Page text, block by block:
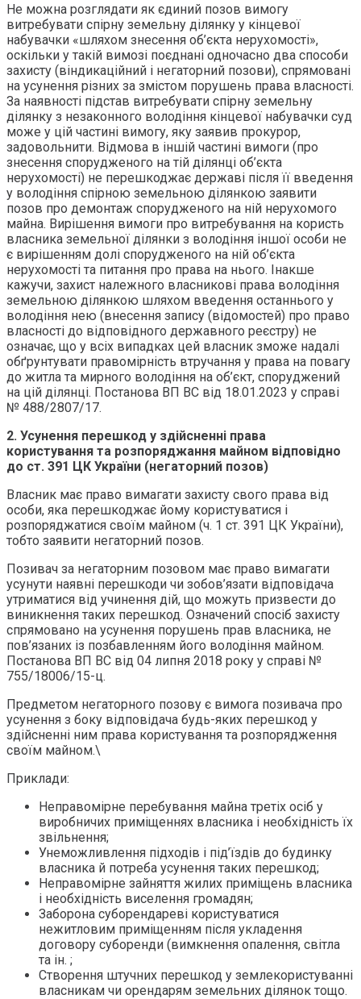
Не можна розглядати як єдиний позов вимогу
витребувати спірну земельну ділянку у кінцевої
набувачки «шляхом знесення об’єкта нерухомості»,
оскільки у такій вимозі поєднані одночасно два способи
захисту (віндикаційний і негаторний позови), спрямовані
на усунення різних за змістом порушень права власності.
За наявності підстав витребувати спірну земельну
ділянку з незаконного володіння кінцевої набувачки суд
може у цій частині вимогу, яку заявив прокурор,
задовольнити. Відмова в іншій частині вимоги (про
знесення спорудженого на тій ділянці об’єкта
нерухомості) не перешкоджає державі після її введення
у володіння спірною земельною ділянкою заявити
позов про демонтаж спорудженого на ній нерухомого
майна. Вирішення вимоги про витребування на користь
власника земельної ділянки з володіння іншої особи не
є вирішенням долі спорудженого на ній об’єкта
нерухомості та питання про права на нього. Інакше
кажучи, захист належного власникові права володіння
земельною ділянкою шляхом введення останнього у
володіння нею (внесення запису (відомостей) про право
власності до відповідного державного реєстру) не
означає, що у всіх випадках цей власник зможе надалі
обґрунтувати правомірність втручання у права на повагу
до житла та мирного володіння на об’єкт, споруджений
на цій ділянці. Постанова ВП ВС від 18.01.2023 у справі
№ 488/2807/17.
2. Усунення перешкод у здійсненні права
користування та розпоряджання майном відповідно
до ст. 391 ЦК України (негаторний позов)
Власник має право вимагати захисту свого права від
особи, яка перешкоджає йому користуватися і
розпоряджатися своїм майном (ч. 1 ст. 391 ЦК України),
тобто заявити негаторний позов.
Позивач за негаторним позовом має право вимагати
усунути наявні перешкоди чи зобов’язати відповідача
утриматися від учинення дій, що можуть призвести до
виникнення таких перешкод. Означений спосіб захисту
спрямовано на усунення порушень прав власника, не
пов’язаних із позбавленням його володіння майном.
Постанова ВП ВС від 04 липня 2018 року у справі №
755/18006/15-ц.
Предметом негаторного позову є вимога позивача про
усунення з боку відповідача будь-яких перешкод у
здійсненні ним права користування та розпорядження
своїм майном.\
Приклади:
Неправомірне перебування майна третіх осіб у
виробничих приміщеннях власника і необхідність їх
звільнення;
Унеможливлення підходів і під’їздів до будинку
власника й потреба усунення таких перешкод;
Неправомірне зайняття жилих приміщень власника
і необхідність виселення громадян;
Заборона суборендареві користуватися
нежитловим приміщенням після укладення
договору суборенди (вимкнення опалення, світла
та ін. ;
Створення штучних перешкод у землекористуванні
власникам чи орендарям земельних ділянок тощо.